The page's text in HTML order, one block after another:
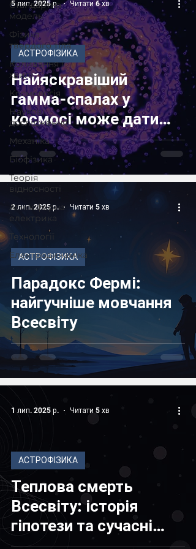
Стандартна
модель
Фізика
твердого тіла
Коливання і
хвилі
Космологія
Наукові
дослідження
Механіка
Біофізика
Теорія
відносності
Атмосферна
електрика
Технології
Електродинаміка
Найяскравіший
гамма-спалах у
космосі може дати
підказки про природу
темної матерії
АСТРОФІЗИКА
5 лип. 2025 р. Читати 6 хв
Парадокс Фермі:
найгучніше мовчання
Всесвіту
АСТРОФІЗИКА
2 лип. 2025 р. Читати 5 хв
Теплова смерть
Всесвіту: історія
гіпотези та сучасні
уявлення
АСТРОФІЗИКА
1 лип. 2025 р. Читати 5 хв